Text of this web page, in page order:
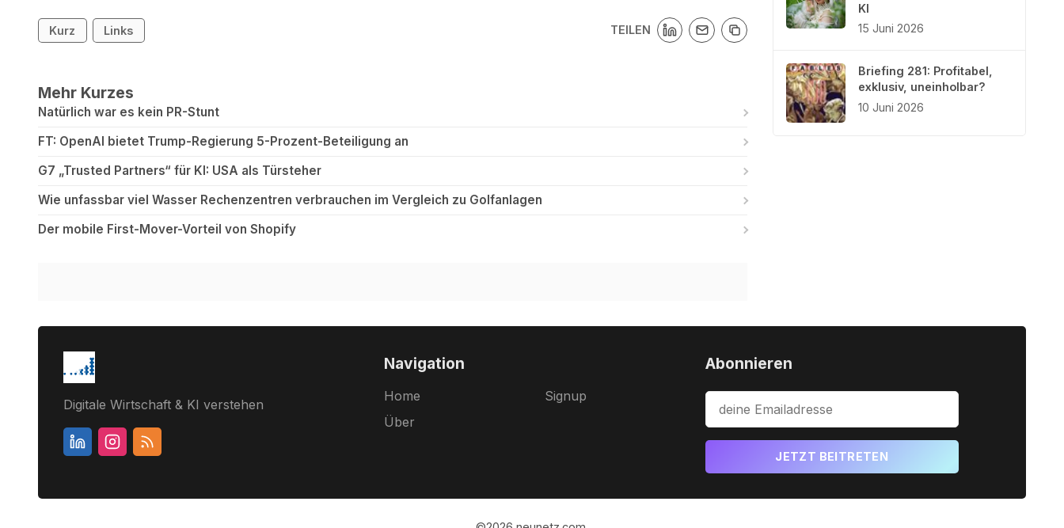
Kurz Links TEILEN
Mehr Kurzes
Natürlich war es kein PR-Stunt
FT: OpenAI bietet Trump-Regierung 5-Prozent-Beteiligung an
G7 „Trusted Partners“ für KI: USA als Türsteher
Wie unfassbar viel Wasser Rechenzentren verbrauchen im Vergleich zu Golfanlagen
Der mobile First-Mover-Vorteil von Shopify
KI
15 Juni 2026
Briefing 281: Profitabel,
exklusiv, uneinholbar?
10 Juni 2026
Digitale Wirtschaft & KI verstehen
Navigation
Home
Über
Signup
Abonnieren
JETZT BEITRETEN